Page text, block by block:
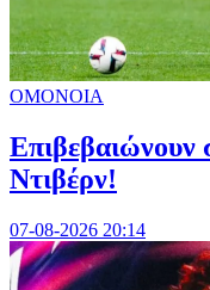
ΟΜΟΝΟΙΑ
Επιβεβαιώνουν
Ντιβέρν!
07-08-2026 20:14